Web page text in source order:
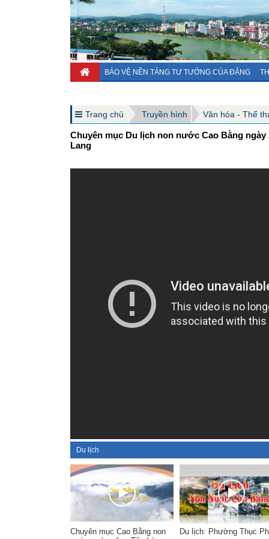
BẢO VỆ NỀN TẢNG TƯ TƯỞNG CỦA ĐẢNG
Trang chủ Truyền hình Văn hóa - Thể
Chuyên mục Du lịch non nước Cao Bằng
Lang
Du lịch
Chuyên mục Cao Bằng non
Du lịch: Phường Thục